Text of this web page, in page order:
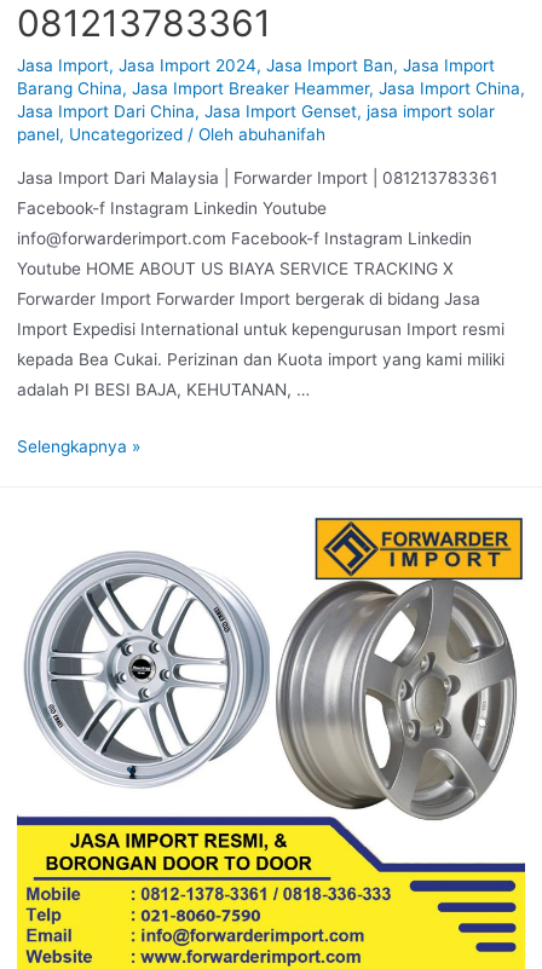
081213783361
Jasa Import, Jasa Import 2024, Jasa Import Ban, Jasa Import
Barang China, Jasa Import Breaker Heammer, Jasa Import China,
Jasa Import Dari China, Jasa Import Genset, jasa import solar
panel, Uncategorized/ Oleh abuhanifah
Jasa Import Dari Malaysia | Forwarder Import | 081213783361
Facebook-f Instagram Linkedin Youtube
info@forwarderimport.com Facebook-f Instagram Linkedin
Youtube HOME ABOUT US BIAYA SERVICE TRACKING X
Forwarder Import Forwarder Import bergerak di bidang Jasa
Import Expedisi International untuk kepengurusan Import resmi
kepada Bea Cukai. Perizinan dan Kuota import yang kami miliki
adalah PI BESI BAJA, KEHUTANAN, …
Selengkapnya »